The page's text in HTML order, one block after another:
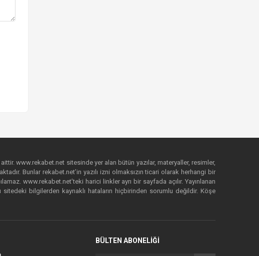
www.rekabet.net sitesinde yer alan bütün yazılar, materyaller, resimler,
Bunlar rekabet.net’in yazılı izni olmaksızın ticari olarak herhangi bir
www.rekabet.net’teki harici linkler ayrı bir sayfada açılır. Yayınlanan
bilgilerden kaynaklı hataların hiçbirinden sorumlu değildir. Köşe
BÜLTEN ABONELİĞİ